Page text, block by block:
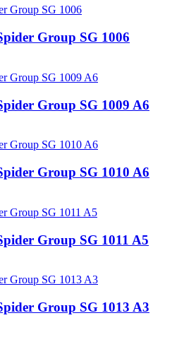
Group SG 1006
Group SG 1009 A6
Group SG 1010 A6
Group SG 1011 A5
Group SG 1013 A3